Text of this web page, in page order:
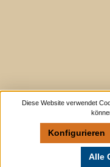
Diese Website verwendet
Konfigurieren
Alle